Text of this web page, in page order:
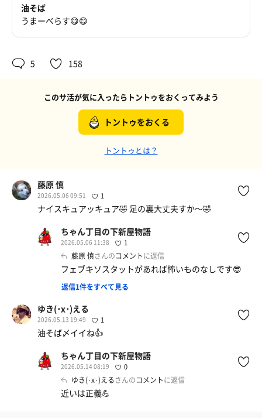
油そば
うまーべらす😋😋
5 158
このサ活が気に入ったらトントゥをおくってみよう
トントゥをおくる
トントゥとは？
藤原 慎
2026.05.06 09:51 1
ナイスキュアッキュア🤣 足の裏大丈夫すか〜🤣
ちゃん丁目の下新屋物語
2026.05.06 11:38 1
藤原 慎さんのコメントに返信
フェブキソスタットがあれば怖いものなしです😎
返信1件をすべて見る
ゆき(･x･)える
2026.05.13 19:49 1
油そば〆イイね👍️
ちゃん丁目の下新屋物語
2026.05.14 08:19 0
ゆき(･x･)えるさんのコメントに返信
近いは正義💪